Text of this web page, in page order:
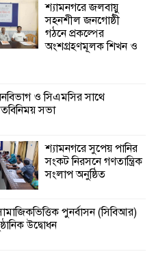
সভা
শ্যামনগরে জলবায়ু
সহনশীল জনগোষ্ঠী
গঠনে প্রকল্পের
অংশগ্রহণমূলক শিখন ও
ও সিএমসির সাথে
সভা
শ্যামনগরে সুপেয় পানির
সংকট নিরসনে গণতান্ত্রিক
সংলাপ অনুষ্ঠিত
পুনর্বাসন (সিবিআর)
উদ্বোধন